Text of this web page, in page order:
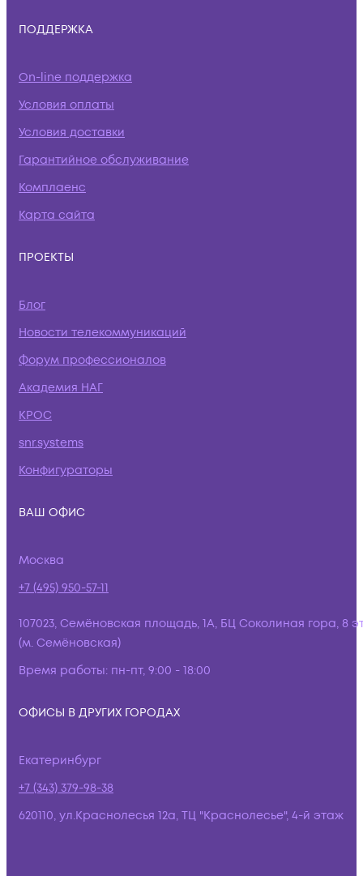
ПОДДЕРЖКА
On-line поддержка
Условия оплаты
Условия доставки
Гарантийное обслуживание
Комплаенс
Карта сайта
ПРОЕКТЫ
Блог
Новости телекоммуникаций
Форум профессионалов
Академия НАГ
КРОС
snr.systems
Конфигураторы
ВАШ ОФИС
Москва
+7 (495) 950-57-11
107023, Семёновская площадь, 1А, БЦ Соколиная гора, 8
(м. Семёновская)
Время работы: пн-пт, 9:00 - 18:00
ОФИСЫ В ДРУГИХ ГОРОДАХ
Екатеринбург
+7 (343) 379-98-38
620110, ул.Краснолесья 12а, ТЦ "Краснолесье", 4-й этаж